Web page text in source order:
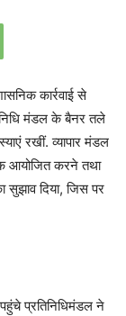
कार्रवाई से
मंडल के बैनर तले
रखीं. व्यापार मंडल
आयोजित करने तथा
सुझाव दिया, जिस पर
प्रतिनिधिमंडल ने